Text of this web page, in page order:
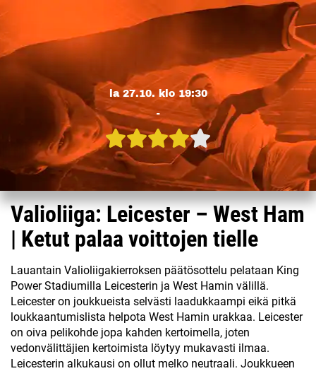
la 27.10. klo 19:30
-
Valioliiga: Leicester – West Ham
| Ketut palaa voittojen tielle
Lauantain Valioliigakierroksen päätösottelu pelataan King
Power Stadiumilla Leicesterin ja West Hamin välillä.
Leicester on joukkueista selvästi laadukkaampi eikä pitkä
loukkaantumislista helpota West Hamin urakkaa. Leicester
on oiva pelikohde jopa kahden kertoimella, joten
vedonvälittäjien kertoimista löytyy mukavasti ilmaa.
Leicesterin alkukausi on ollut melko neutraali. Joukkueen